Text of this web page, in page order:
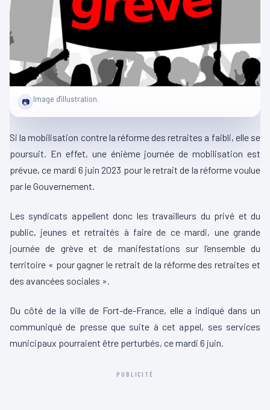
📷 Image d'illustration.
Si la mobilisation contre la réforme des retraites a faibli, elle se
poursuit. En effet, une énième journée de mobilisation est
prévue, ce mardi 6 juin 2023 pour le retrait de la réforme voulue
par le Gouvernement.
Les syndicats appellent donc les travailleurs du privé et du
public, jeunes et retraités à faire de ce mardi, une grande
journée de grève et de manifestations sur l’ensemble du
territoire « pour gagner le retrait de la réforme des retraites et
des avancées sociales ».
Du côté de la ville de Fort-de-France, elle a indiqué dans un
communiqué de presse que suite à cet appel, ses services
municipaux pourraient être perturbés, ce mardi 6 juin.
PUBLICITÉ